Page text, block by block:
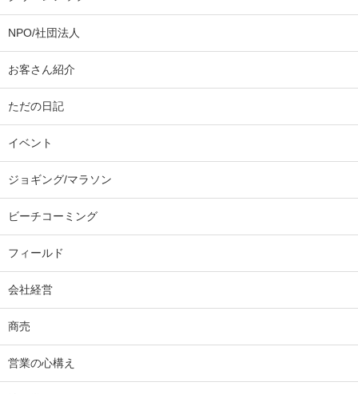
NPO/社団法人
お客さん紹介
ただの日記
イベント
ジョギング/マラソン
ビーチコーミング
フィールド
会社経営
商売
営業の心構え